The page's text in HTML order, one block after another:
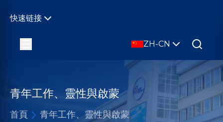
快速链接
ZH-CN
青年工作、靈性與啟蒙
首頁
青年工作、靈性與啟蒙